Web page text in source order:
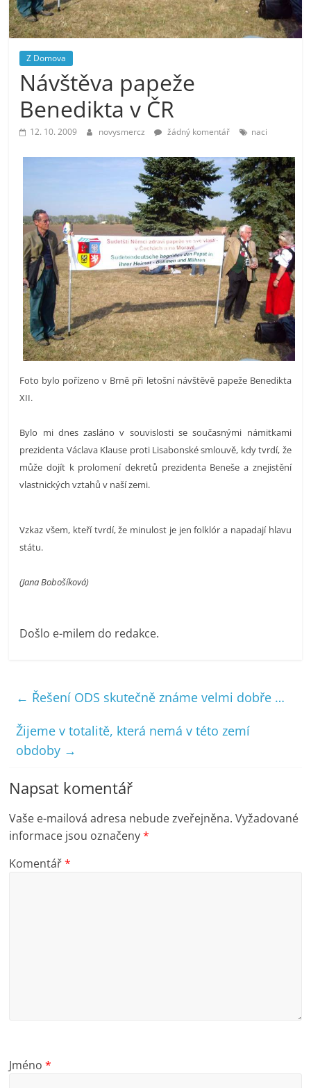
prospívá?
Z Domova
Návštěva papeže
Benedikta v ČR
12. 10. 2009 novysmercz žádný komentář naci
Foto bylo pořízeno v Brně při letošní návštěvě papeže Benedikta
XII.
Bylo mi dnes zasláno v souvislosti se současnými námitkami
prezidenta Václava Klause proti Lisabonské smlouvě, kdy tvrdí, že
může dojít k prolomení dekretů prezidenta Beneše a znejistění
vlastnických vztahů v naší zemi.
Vzkaz všem, kteří tvrdí, že minulost je jen folklór a napadají hlavu
státu.
(Jana Bobošíková)
Došlo e-milem do redakce.
← Řešení ODS skutečně známe velmi dobře …
Žijeme v totalitě, která nemá v této zemí
obdoby →
Napsat komentář
Vaše e-mailová adresa nebude zveřejněna. Vyžadované
informace jsou označeny*
Komentář*
Jméno*